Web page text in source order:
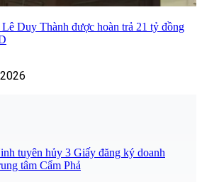
Duy Thành được hoàn trả 21 tỷ đồng
tuyên hủy 3 Giấy đăng ký doanh
tâm Cẩm Phả